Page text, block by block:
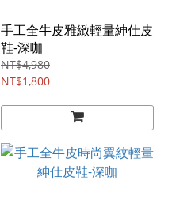
手工全牛皮雅緻輕量紳仕皮
鞋-深咖
NT$4,980
NT$1,800